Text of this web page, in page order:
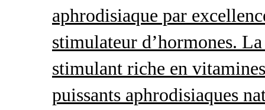
aphrodisiaque par
stimulateur d’hormones.
stimulant riche en
puissants aphrodisiaques